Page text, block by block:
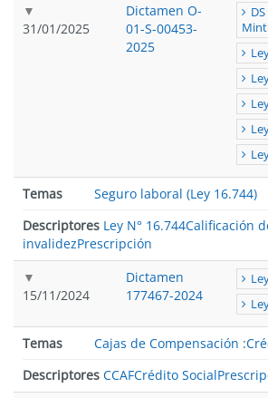
31/01/2025
Dictamen O-
01-S-00453-
2025
Temas
Seguro laboral (Ley 16.744)
Descriptores Ley N° 16.744Calificación
invalidezPrescripción
15/11/2024
Dictamen
177467-2024
Temas Cajas de Compensación :
Descriptores CCAFCrédito Social